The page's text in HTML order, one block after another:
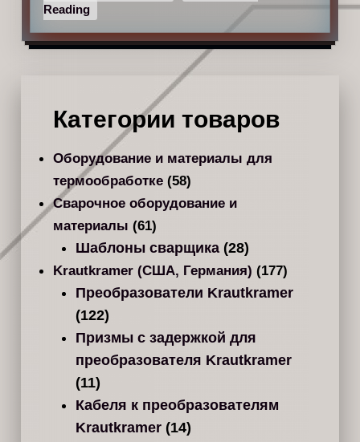
Reading
Категории товаров
Оборудование и материалы для
термообработке (58)
Сварочное оборудование и
материалы (61)
Шаблоны сварщика (28)
Krautkramer (США, Германия) (177)
Преобразователи Krautkramer
(122)
Призмы с задержкой для
преобразователя Krautkramer
(11)
Кабеля к преобразователям
Krautkramer (14)